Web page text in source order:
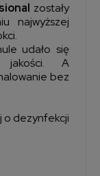
zostały
najwyższej
udało się
jakości. A
bez
o dezynfekcji